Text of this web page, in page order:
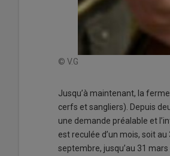
© V.G
Jusqu’à maintenant, la
cerfs et sangliers). Depuis
une demande préalable et
est reculée d’un mois, soit
septembre, jusqu’au 31